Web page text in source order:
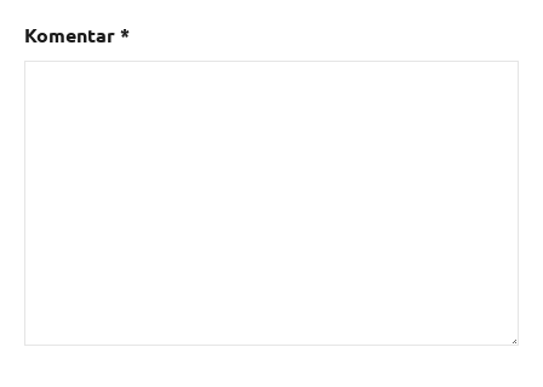
Komentar*